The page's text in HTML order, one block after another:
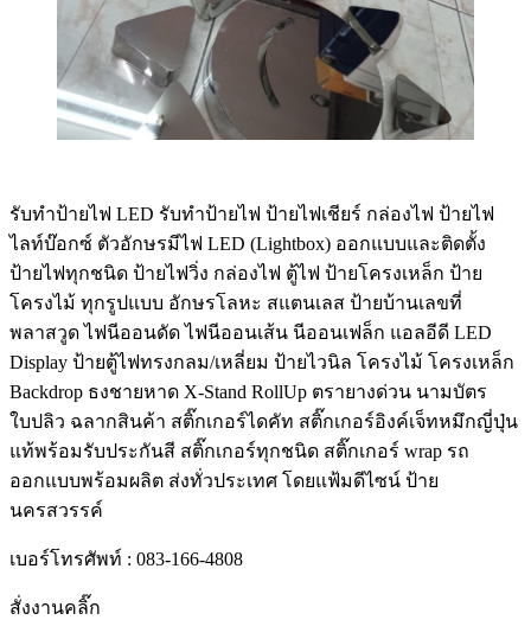
รับทําป้ายไฟ LED รับทำป้ายไฟ ป้ายไฟเชียร์ กล่องไฟ ป้ายไฟ
ไลท์บ๊อกซ์ ตัวอักษรมีไฟ LED (Lightbox) ออกแบบและติดตั้ง
ป้ายไฟทุกชนิด ป้ายไฟวิ่ง กล่องไฟ ตู้ไฟ ป้ายโครงเหล็ก ป้าย
โครงไม้ ทุกรูปแบบ อักษรโลหะ สแตนเลส ป้ายบ้านเลขที่
พลาสวูด ไฟนีออนดัด ไฟนีออนเส้น นีออนเฟล็ก แอลอีดี LED
Display ป้ายตู้ไฟทรงกลม/เหลี่ยม ป้ายไวนิล โครงไม้ โครงเหล็ก
Backdrop ธงชายหาด X-Stand RollUp ตรายางด่วน นามบัตร
ใบปลิว ฉลากสินค้า สติ๊กเกอร์ไดคัท สติ๊กเกอร์อิงค์เจ็ทหมึกญี่ปุ่น
แท้พร้อมรับประกันสี สติ๊กเกอร์ทุกชนิด สติ๊กเกอร์ wrap รถ
ออกแบบพร้อมผลิต ส่งทั่วประเทศ โดยแฟ้มดีไซน์ ป้าย
นครสวรรค์
เบอร์โทรศัพท์ : 083-166-4808
สั่งงานคลิ๊ก